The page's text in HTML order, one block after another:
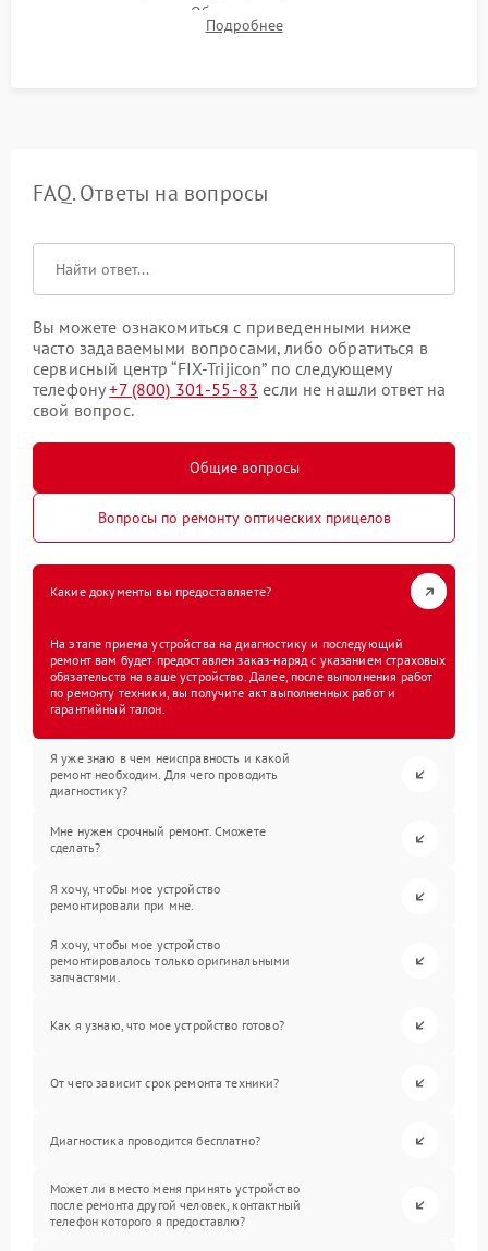
механизма поправок. Обязательное испытание прицела на
ударном стенде для проверки устойчивости к отдаче и
Подробнее
FAQ. Ответы на вопросы
Вы можете ознакомиться с приведенными ниже
часто задаваемыми вопросами, либо обратиться в
сервисный центр “FIX-Trijicon” по следующему
телефону+7 (800) 301-55-83 если не нашли ответ на
свой вопрос.
Общие вопросы
Вопросы по ремонту оптических прицелов
Какие документы вы предоставляете?
На этапе приема устройства на диагностику и последующий
ремонт вам будет предоставлен заказ-наряд с указанием страховых
обязательств на ваше устройство. Далее, после выполнения работ
по ремонту техники, вы получите акт выполненных работ и
гарантийный талон.
Я уже знаю в чем неисправность и какой
ремонт необходим. Для чего проводить
диагностику?
Мне нужен срочный ремонт. Сможете
сделать?
Я хочу, чтобы мое устройство
ремонтировали при мне.
Я хочу, чтобы мое устройство
ремонтировалось только оригинальными
запчастями.
Как я узнаю, что мое устройство готово?
От чего зависит срок ремонта техники?
Диагностика проводится бесплатно?
Может ли вместо меня принять устройство
после ремонта другой человек, контактный
телефон которого я предоставлю?